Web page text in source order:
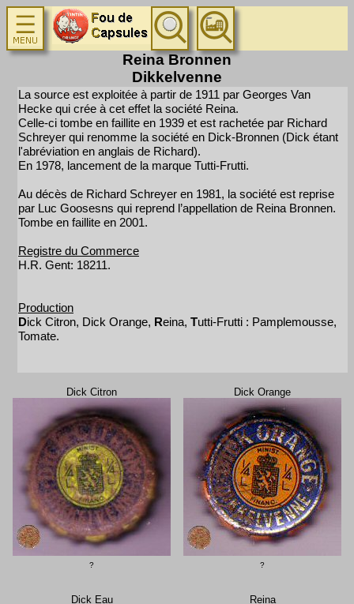
Reina Bronnen
Dikkelvenne
La source est exploitée à partir de 1911 par Georges Van
Hecke qui crée à cet effet la société Reina.
Celle-ci tombe en faillite en 1939 et est rachetée par Richard
Schreyer qui renomme la société en Dick-Bronnen (Dick étant
l'abréviation en anglais de Richard).
En 1978, lancement de la marque Tutti-Frutti.
Au décès de Richard Schreyer en 1981, la société est reprise
par Luc Goosesns qui reprend l’appellation de Reina Bronnen.
Tombe en faillite en 2001.
Registre du Commerce
H.R. Gent: 18211.
Production
Dick Citron, Dick Orange, Reina, Tutti-Frutti : Pamplemousse,
Tomate.
Dick Citron
?
Dick Orange
?
Dick Eau Reina